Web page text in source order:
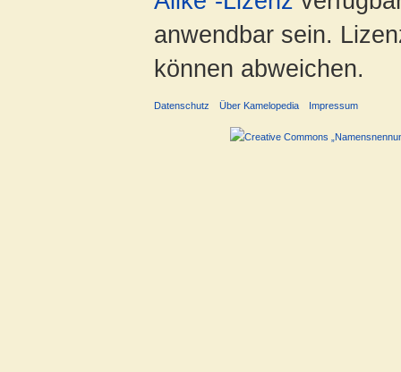
anwendbar sein.
können abweichen.
Datenschutz Über Kamelopedia Impressum